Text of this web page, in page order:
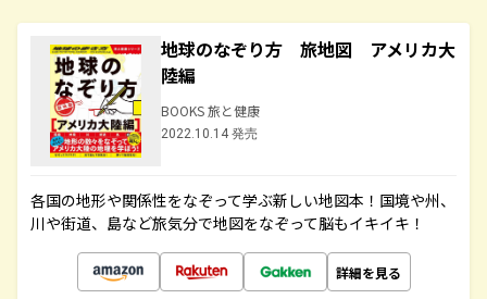
地球のなぞり方 旅地図 アメリカ大
陸編
BOOKS 旅と健康
2022.10.14 発売
各国の地形や関係性をなぞって学ぶ新しい地図本！国境や州、
川や街道、島など旅気分で地図をなぞって脳もイキイキ！
詳細を見る